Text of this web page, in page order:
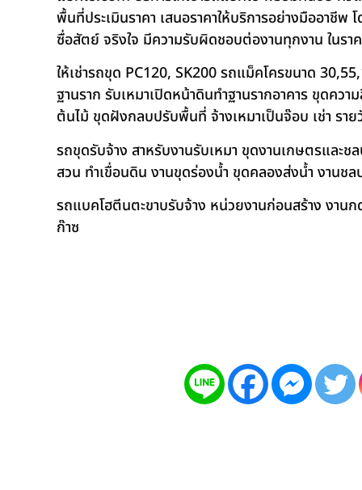
พื้นที่ประเมินราคา เสนอราคาให้บริการอย่างมืออาชี
ซื่อสัตย์ จริงใจ มีความรับผิดชอบต่องานทุกงาน ในรา
ให้เช่ารถขุด PC120, SK200 รถแม็คโครขนาด
ฐานราก รับเหมาเปิดหน้าดินทำฐานรากอาคาร ขุดค
ต้นไม้ ขุดฝังกลบปรับพื้นที่ จ้างเหมาเป็นจ๊อบ เช่า ราย
รถขุดรับจ้าง สาหรับงานรับเหมา ขุดงานเกษตรและ
สวน ทำเขื่อนดิน งานขุดร่องน้ำ ขุดคลองส่งน้ำ งานช
รถแบคโฮตีนตะขาบรับจ้าง หน่วยงานก่อนสร้าง งาน
ก๊าซ